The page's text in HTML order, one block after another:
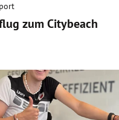
zum Citybeach